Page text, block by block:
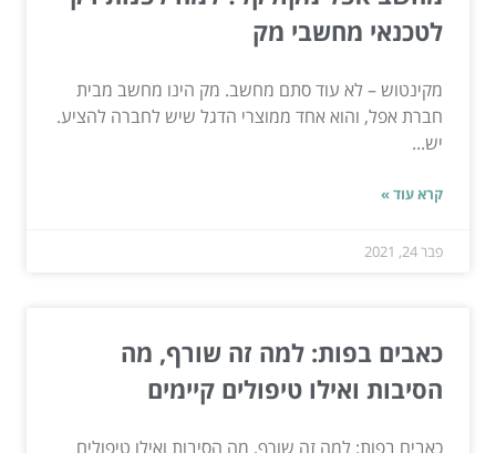
לטכנאי מחשבי מק
מקינטוש – לא עוד סתם מחשב. מק הינו מחשב מבית
חברת אפל, והוא אחד ממוצרי הדגל שיש לחברה להציע.
יש...
קרא עוד »
פבר 24, 2021
כאבים בפות: למה זה שורף, מה
הסיבות ואילו טיפולים קיימים
כאבים בפות: למה זה שורף, מה הסיבות ואילו טיפולים